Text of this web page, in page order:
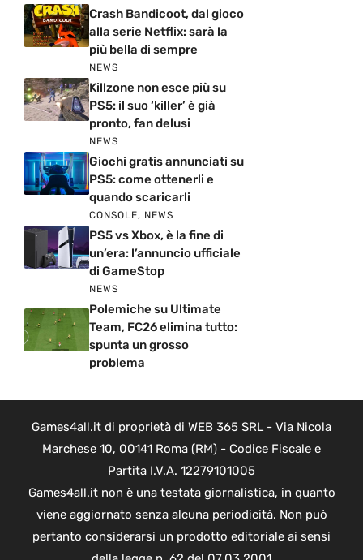
Crash Bandicoot, dal gioco
alla serie Netflix: sarà la
più bella di sempre
NEWS
Killzone non esce più su
PS5: il suo ‘killer’ è già
pronto, fan delusi
NEWS
Giochi gratis annunciati su
PS5: come ottenerli e
quando scaricarli
CONSOLE, NEWS
PS5 vs Xbox, è la fine di
un’era: l’annuncio ufficiale
di GameStop
NEWS
Polemiche su Ultimate
Team, FC26 elimina tutto:
spunta un grosso
problema
Games4all.it di proprietà di WEB 365 SRL - Via Nicola
Marchese 10, 00141 Roma (RM) - Codice Fiscale e
Partita I.V.A. 12279101005
Games4all.it non è una testata giornalistica, in quanto
viene aggiornato senza alcuna periodicità. Non può
pertanto considerarsi un prodotto editoriale ai sensi